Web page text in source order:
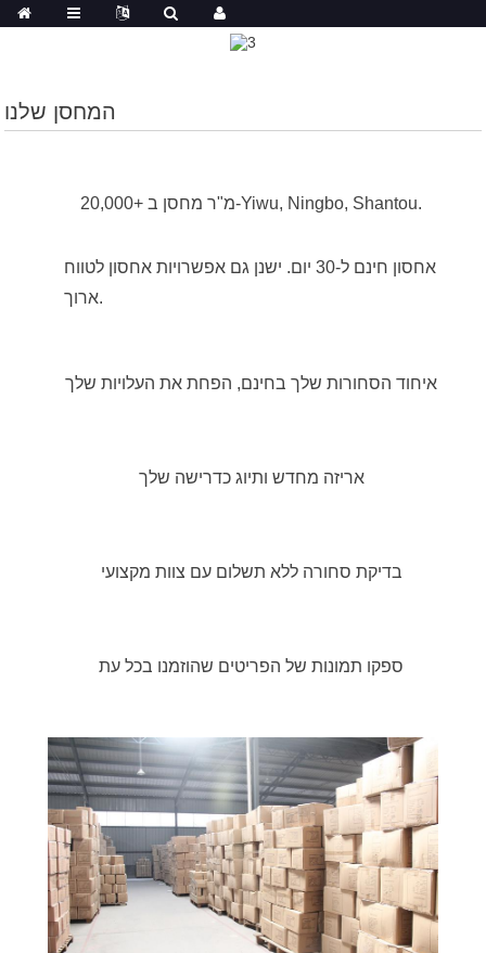
המחסן שלנו
20,000+ מ"ר מחסן ב-Yiwu, Ningbo, Shantou.
אחסון חינם ל-30 יום. ישנן גם אפשרויות אחסון לטווח
ארוך.
איחוד הסחורות שלך בחינם, הפחת את העלויות שלך
אריזה מחדש ותיוג כדרישה שלך
בדיקת סחורה ללא תשלום עם צוות מקצועי
ספקו תמונות של הפריטים שהוזמנו בכל עת